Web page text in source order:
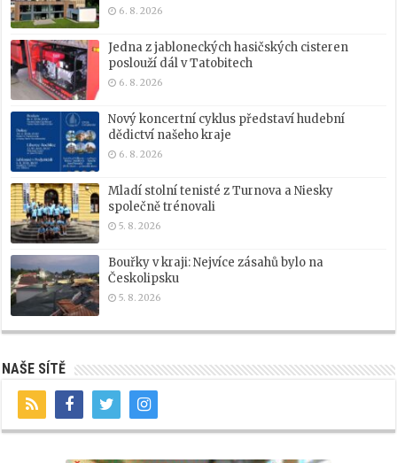
6. 8. 2026
Jedna z jabloneckých hasičských cisteren
poslouží dál v Tatobitech
6. 8. 2026
Nový koncertní cyklus představí hudební
dědictví našeho kraje
6. 8. 2026
Mladí stolní tenisté z Turnova a Niesky
společně trénovali
5. 8. 2026
Bouřky v kraji: Nejvíce zásahů bylo na
Českolipsku
5. 8. 2026
NAŠE SÍTĚ